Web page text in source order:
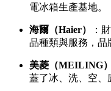
電冰箱生產基地。
海爾（Haier）
：
品種類與服務，品
美菱（MEILING）
蓋了冰、洗、空、